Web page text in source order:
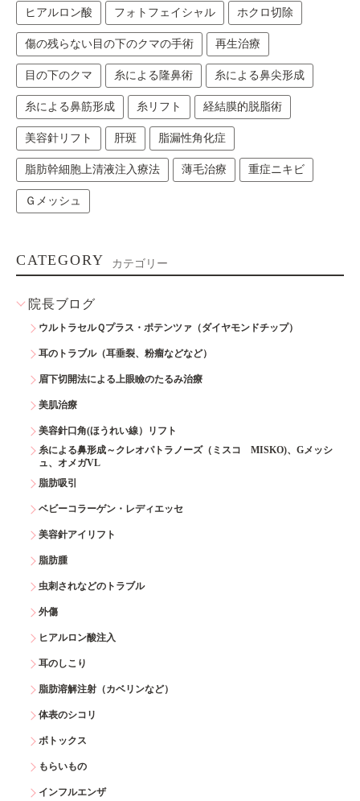
ヒアルロン酸 フォトフェイシャル ホクロ切除
傷の残らない目の下のクマの手術 再生治療
目の下のクマ 糸による隆鼻術 糸による鼻尖形成
糸による鼻筋形成 糸リフト 経結膜的脱脂術
美容針リフト 肝斑 脂漏性角化症
脂肪幹細胞上清液注入療法 薄毛治療 重症ニキビ
Ｇメッシュ
CATEGORY カテゴリー
院長ブログ
ウルトラセルＱプラス・ポテンツァ（ダイヤモンドチップ）
耳のトラブル（耳垂裂、粉瘤などなど）
眉下切開法による上眼瞼のたるみ治療
美肌治療
美容針口角(ほうれい線）リフト
糸による鼻形成～クレオパトラノーズ（ミスコ MISKO)、Gメッシ
ュ、オメガVL
脂肪吸引
ベビーコラーゲン・レディエッセ
美容針アイリフト
脂肪腫
虫刺されなどのトラブル
外傷
ヒアルロン酸注入
耳のしこり
脂肪溶解注射（カベリンなど）
体表のシコリ
ボトックス
もらいもの
インフルエンザ